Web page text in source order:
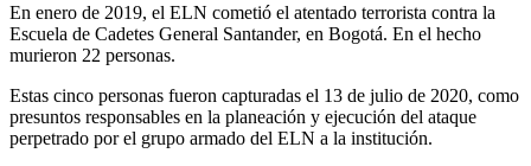
En enero de 2019, el ELN cometió el atentado terrorista contra la
Escuela de Cadetes General Santander, en Bogotá. En el hecho
murieron 22 personas.
Estas cinco personas fueron capturadas el 13 de julio de 2020, como
presuntos responsables en la planeación y ejecución del ataque
perpetrado por el grupo armado del ELN a la institución.